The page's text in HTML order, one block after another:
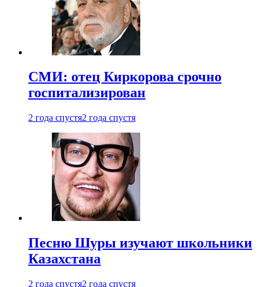
СМИ: отец Киркорова срочно
госпитализирован
2 года спустя2 года спустя
Песню Шуры изучают школьники
Казахстана
2 года спустя2 года спустя